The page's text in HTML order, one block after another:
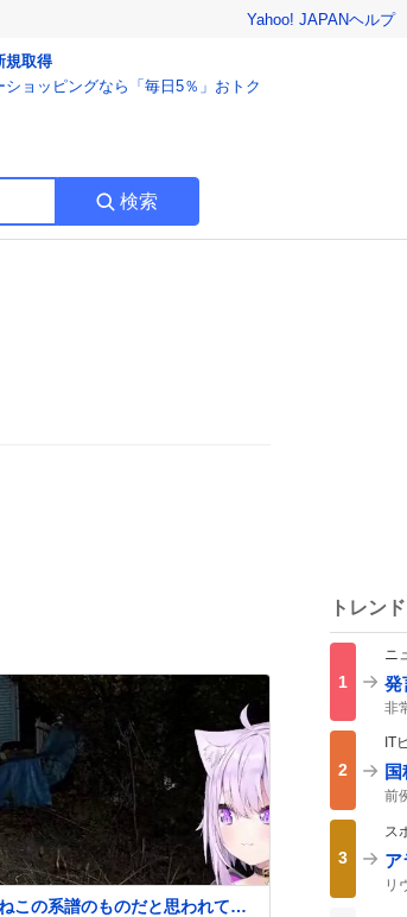
Yahoo! JAPANヘルプ
規取得
ショッピングなら「毎日5％」おトク
検索
この系譜のものだと思われてい
トレンド
1
ニ
発
非
2
IT
前
3
ス
ア
リ